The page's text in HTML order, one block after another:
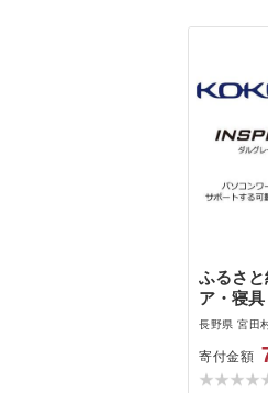
ふるさ
ア・寝
村 Mis2_
ローリン
/在宅ワ
長野県 宮田
寄付金額